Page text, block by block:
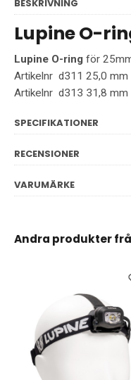
BESKRIVNING
Lupine O-
Lupine O-ring för
Artikelnr d311 25,0 mm
Artikelnr d313 31,8 mm
SPECIFIKATIONER
RECENSIONER
VARUMÄRKE
Andra produkter